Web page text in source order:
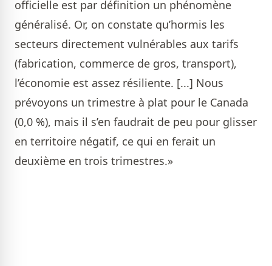
officielle est par définition un phénomène
généralisé. Or, on constate qu’hormis les
secteurs directement vulnérables aux tarifs
(fabrication, commerce de gros, transport),
l’économie est assez résiliente. [...] Nous
prévoyons un trimestre à plat pour le Canada
(0,0 %), mais il s’en faudrait de peu pour glisser
en territoire négatif, ce qui en ferait un
deuxième en trois trimestres.»